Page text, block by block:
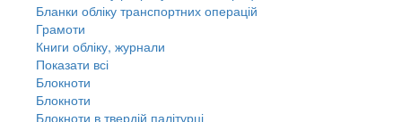
Бланки обліку транспортних операцій
Грамоти
Книги обліку, журнали
Показати всі
Блокноти
Блокноти
Блокноти в твердій палітурці